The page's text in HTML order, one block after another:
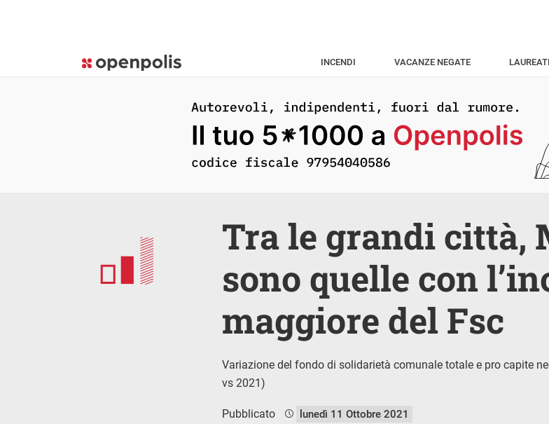
INCENDI VACANZE NEGATE LAUREATI
Tra le grandi città,
sono quelle con
maggiore del Fsc
Variazione del fondo di solidarietà comunale totale e pro capite
vs 2021)
Pubblicato lunedì 11 Ottobre 2021